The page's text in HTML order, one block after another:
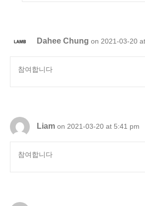
Dahee Chung on 2021-03-20
참여합니다
Liam on 2021-03-20 at 5:41 pm
참여합니다